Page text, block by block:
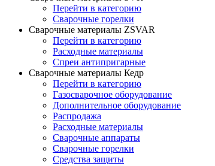
Перейти в категорию
Сварочные горелки
Сварочные материалы ZSVAR
Перейти в категорию
Расходные материалы
Спреи антипригарные
Сварочные материалы Кедр
Перейти в категорию
Газосварочное оборудование
Дополнительное оборудование
Распродажа
Расходные материалы
Сварочные аппараты
Сварочные горелки
Средства защиты